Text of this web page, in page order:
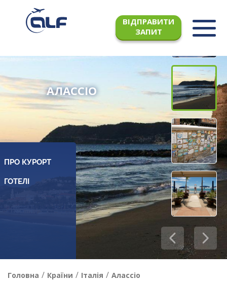
ВІДПРАВИТИ
ЗАПИТ
АЛАССІО
ПРО КУРОРТ
Головна / Країни / Італія / Алассіо